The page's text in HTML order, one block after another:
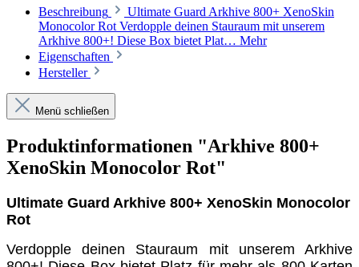
Beschreibung
Ultimate Guard Arkhive 800+ XenoSkin
Monocolor Rot Verdopple deinen Stauraum mit unserem
Arkhive 800+! Diese Box bietet Plat… Mehr
Eigenschaften
Hersteller
Menü schließen
Produktinformationen "Arkhive 800+
XenoSkin Monocolor Rot"
Ultimate Guard Arkhive 800+ XenoSkin Monocolor
Rot
Verdopple deinen Stauraum mit unserem Arkhive